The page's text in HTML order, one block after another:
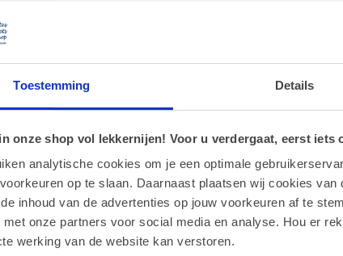
Toestemming Details
onze shop vol lekkernijen! Voor u verdergaat, eerst iets
analytische cookies om je een optimale
op te slaan. Daarnaast plaatsen wij cookies
inhoud van de advertenties op jouw voorkeuren af te
met onze partners voor social media en analyse. Hou er
werking van de website kan verstoren.
inbegrepen?
geen envelop inbegrepen.
aan elk product?
elk geschenk uit onze webshop om jouw verrassing
Valentijn?
geschikt voor romantische gelegenheden zoals Valentijn of
van de wenskaart Hello Darling?
aan voor zakelijke bestellingen of wanneer je grotere